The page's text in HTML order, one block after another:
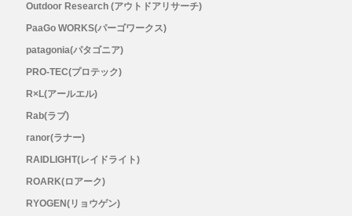
Outdoor Research (アウトドアリサーチ)
PaaGo WORKS(パーゴワークス)
patagonia(パタゴニア)
PRO-TEC(プロテック)
R×L(アールエル)
Rab(ラブ)
ranor(ラナー)
RAIDLIGHT(レイドライト)
ROARK(ロアーク)
RYOGEN(リョウゲン)